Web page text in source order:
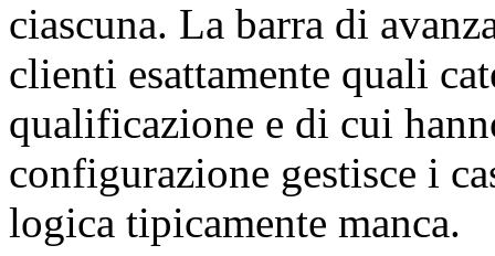
ciascuna. La barra di
clienti esattamente quali
qualificazione e di cui
configurazione gestisce i
logica tipicamente manca.